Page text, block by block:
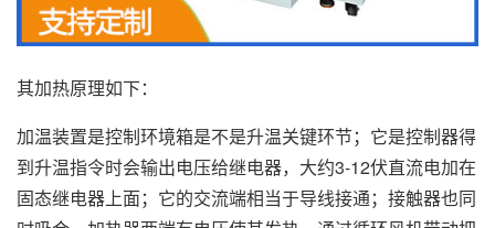
其加热原理如下：
加温装置是控制环境箱是不是升温关键环节；它是控制器得
到升温指令时会输出电压给继电器，大约3-12伏直流电加在
固态继电器上面；它的交流端相当于导线接通；接触器也同